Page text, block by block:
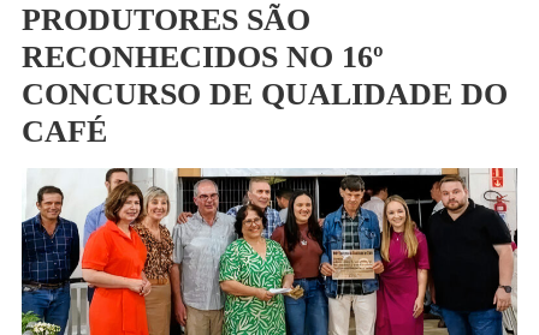
PRODUTORES SÃO
RECONHECIDOS NO 16º
CONCURSO DE QUALIDADE DO
CAFÉ